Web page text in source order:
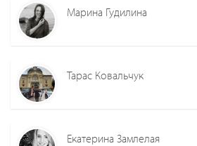
Марина Гудилина
Тарас Ковальчук
Екатерина Замлелая